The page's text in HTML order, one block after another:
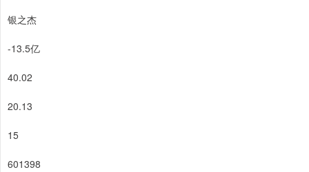
银之杰
-13.5亿
40.02
20.13
15
601398